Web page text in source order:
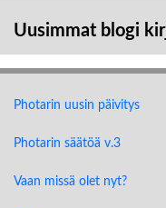
Uusimmat blogi
Photarin uusin päivitys
Photarin säätöä v.3
Vaan missä olet nyt?